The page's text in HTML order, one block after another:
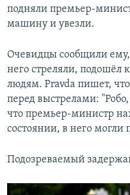
подняли премьер-
машину и увезли.
Очевидцы сообщили
него стреляли, подошёл
людям. Pravda пишет,
перед выстрелами:
что премьер-министр
состоянии, в него могли
Подозреваемый